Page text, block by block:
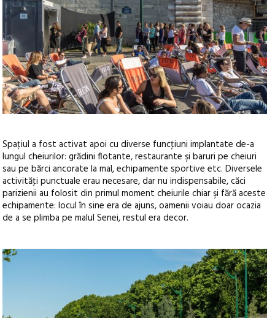
Spaţiul a fost activat apoi cu diverse funcţiuni implantate de-a
lungul cheiurilor: grădini flotante, restaurante şi baruri pe cheiuri
sau pe bărci ancorate la mal, echipamente sportive etc. Diversele
activităţi punctuale erau necesare, dar nu indispensabile, căci
parizienii au folosit din primul moment cheiurile chiar şi fără aceste
echipamente: locul în sine era de ajuns, oamenii voiau doar ocazia
de a se plimba pe malul Senei, restul era decor.